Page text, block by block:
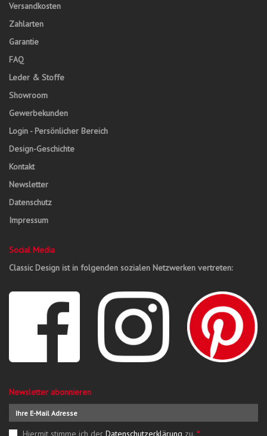
Versandkosten
Zahlarten
Garantie
FAQ
Leder & Stoffe
Showroom
Gewerbekunden
Login - Persönlicher Bereich
Design-Geschichte
Kontakt
Newsletter
Datenschutz
Impressum
Social Media
Classic Design ist in folgenden sozialen Netzwerken vertreten:
Newsletter abonnieren
Hiermit stimme ich der Datenschutzerklärung zu. *